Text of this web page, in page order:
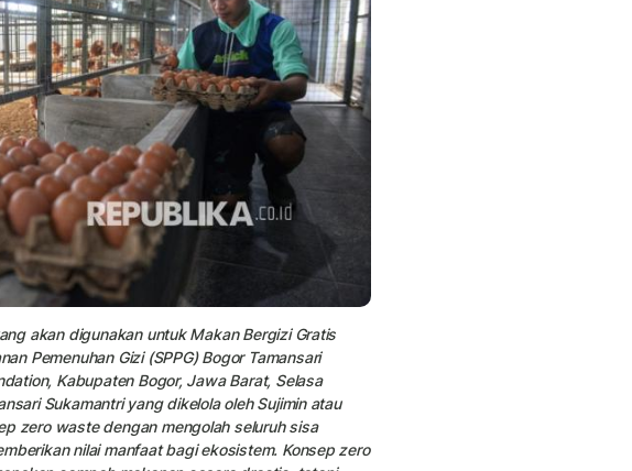
akan digunakan untuk Makan Bergizi Gratis
Pemenuhan Gizi (SPPG) Bogor Tamansari
Kabupaten Bogor, Jawa Barat, Selasa
Sukamantri yang dikelola oleh Sujimin atau
zero waste dengan mengolah seluruh sisa
nilai manfaat bagi ekosistem. Konsep zero